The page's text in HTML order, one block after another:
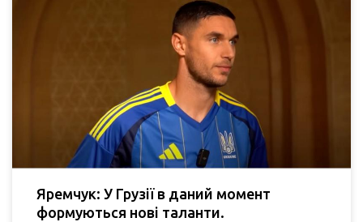
Яремчук: У Грузії в даний момент
формуються нові таланти.